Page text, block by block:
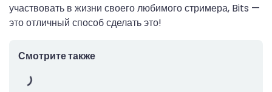
участвовать в жизни своего любимого стримера, Bits —
это отличный способ сделать это!
Смотрите также